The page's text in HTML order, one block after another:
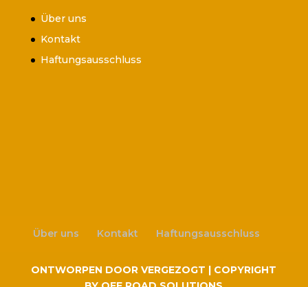
Über uns
Kontakt
Haftungsausschluss
Über uns Kontakt Haftungsausschluss
ONTWORPEN DOOR VERGEZOGT | COPYRIGHT